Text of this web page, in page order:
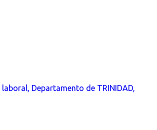
Departamento de TRINIDAD,